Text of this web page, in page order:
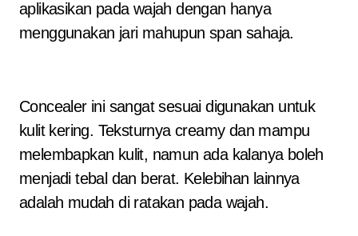
aplikasikan pada wajah dengan hanya
menggunakan jari mahupun span sahaja.
Concealer ini sangat sesuai digunakan untuk
kulit kering. Teksturnya creamy dan mampu
melembapkan kulit, namun ada kalanya boleh
menjadi tebal dan berat. Kelebihan lainnya
adalah mudah di ratakan pada wajah.